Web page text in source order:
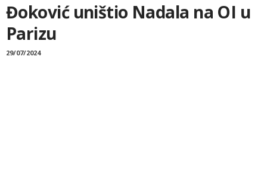
Đoković uništio Nadala na OI u
Parizu
29/07/2024